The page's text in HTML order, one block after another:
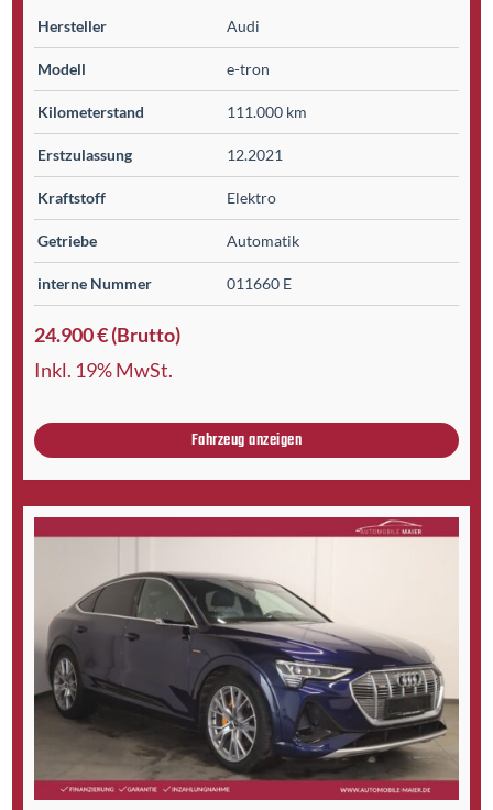
Hersteller Audi
Modell e-tron
Kilometer­stand 111.000 km
Erst­zulassung 12.2021
Kraftstoff Elektro
Getriebe Automatik
interne Nummer 011660 E
24.900 € (Brutto)
Inkl. 19% MwSt.
Fahrzeug anzeigen